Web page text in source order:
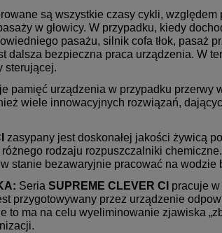
są wszystkie czasy cykli, względem
w głowicy. W przypadku, kiedy
pasażu, silnik cofa tłok, pasaż
dalsza bezpieczna praca urządzenia. W
sterującej.
pamięć urządzenia w przypadku przerwy
wiele innowacyjnych rozwiązań,
zasypany jest doskonałej jakości żywicą
rodzaju rozpuszczalniki
stanie bezawaryjnie pracować na wodzie
Seria SUPREME CLEVER CI pracuje w
przygotowywany przez urządzenie
to ma na celu wyeliminowanie zjawiska